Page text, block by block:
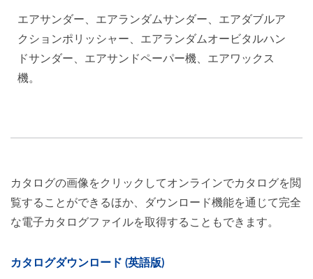
エアサンダー、エアランダムサンダー、エアダブルア
クションポリッシャー、エアランダムオービタルハン
ドサンダー、エアサンドペーパー機、エアワックス
機。
カタログの画像をクリックしてオンラインでカタログを閲
覧することができるほか、ダウンロード機能を通じて完全
な電子カタログファイルを取得することもできます。
カタログダウンロード (英語版)